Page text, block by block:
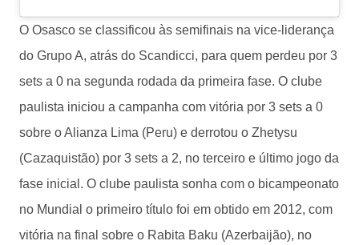
O Osasco se classificou às semifinais na vice-liderança
do Grupo A, atrás do Scandicci, para quem perdeu por 3
sets a 0 na segunda rodada da primeira fase. O clube
paulista iniciou a campanha com vitória por 3 sets a 0
sobre o Alianza Lima (Peru) e derrotou o Zhetysu
(Cazaquistão) por 3 sets a 2, no terceiro e último jogo da
fase inicial. O clube paulista sonha com o bicampeonato
no Mundial o primeiro título foi em obtido em 2012, com
vitória na final sobre o Rabita Baku (Azerbaijão), no